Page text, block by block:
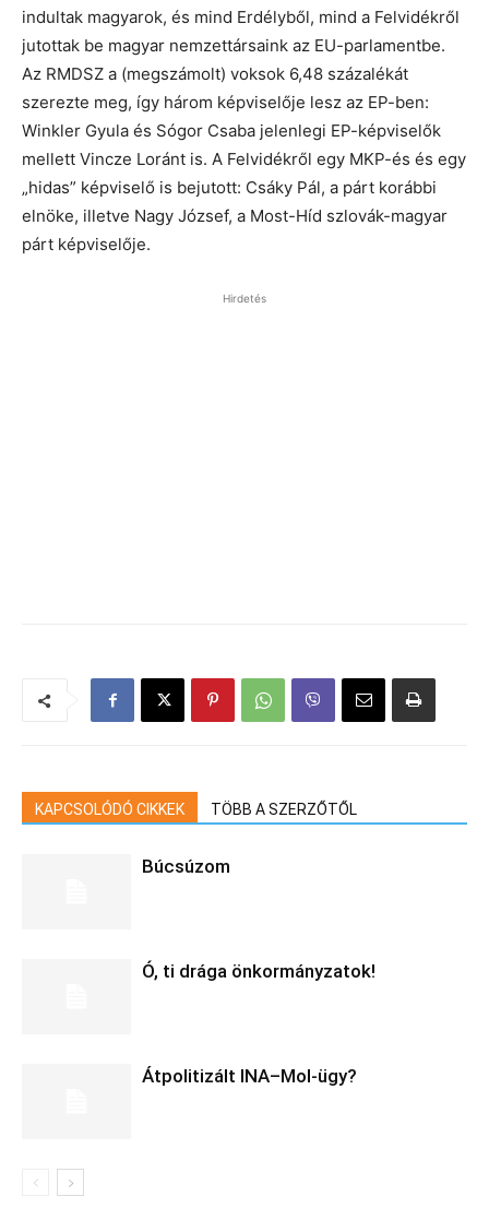
indultak magyarok, és mind Erdélyből, mind a Felvidékről
jutottak be magyar nemzettársaink az EU-parlamentbe.
Az RMDSZ a (megszámolt) voksok 6,48 százalékát
szerezte meg, így három képviselője lesz az EP-ben:
Winkler Gyula és Sógor Csaba jelenlegi EP-képviselők
mellett Vincze Loránt is. A Felvidékről egy MKP-és és egy
„hidas” képviselő is bejutott: Csáky Pál, a párt korábbi
elnöke, illetve Nagy József, a Most-Híd szlovák-magyar
párt képviselője.
Hirdetés
KAPCSOLÓDÓ CIKKEK TÖBB A SZERZŐTŐL
Búcsúzom
Ó, ti drága önkormányzatok!
Átpolitizált INA–Mol-ügy?